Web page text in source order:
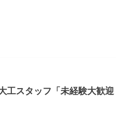
工スタッフ「未経験大歓